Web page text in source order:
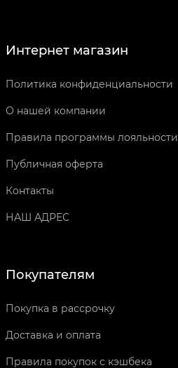
Интернет магазин
Политика конфиденциальности
О нашей компании
Правила программы лояльности
Публичная оферта
Контакты
НАШ АДРЕС
Покупателям
Покупка в рассрочку
Доставка и оплата
Правила покупок с кэшбека